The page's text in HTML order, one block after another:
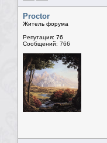
Proctor
Житель форума
Репутация: 76
Сообщений: 766